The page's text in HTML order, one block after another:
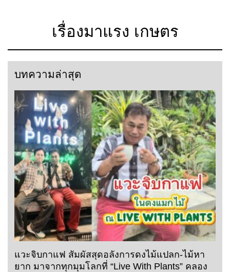
เรื่องมาแรง เกษตร
บทความล่าสุด
แวะจิบกาแฟ สัมผัสสุดอลังการดงไม้แปลก-ไม้หา
ยาก มาจากทุกมุมโลกที่ “Live With Plants” คลอง